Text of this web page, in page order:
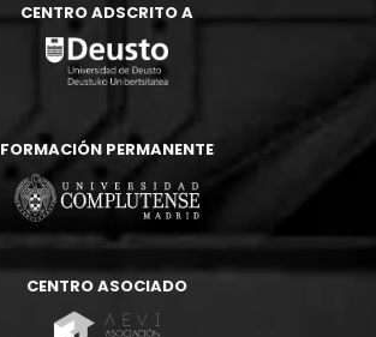
CENTRO ADSCRITO A
FORMACIÓN PERMANENTE
CENTRO ASOCIADO